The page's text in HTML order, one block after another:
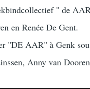
" de
en Renée De Gent.
"DE AAR" à Genk
Anny van